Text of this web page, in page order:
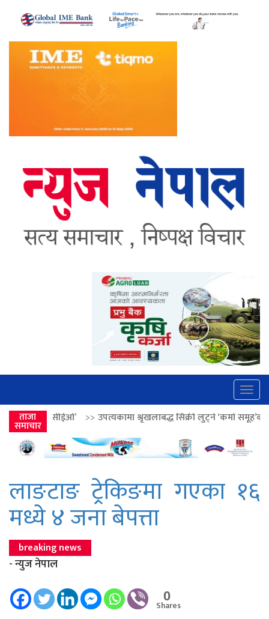
ताजा
समाचार
उपत्यकामा श्रृंखलाबद्ध सिक्री लुट्ने ‘कर्मा समूह’का नाइकेसहित पाँच
लाङटाङ ट्रेकिङमा गएका १६
मध्ये ४ जना बेपत्ता
breaking news
- न्युज नेपाल
0
Shares